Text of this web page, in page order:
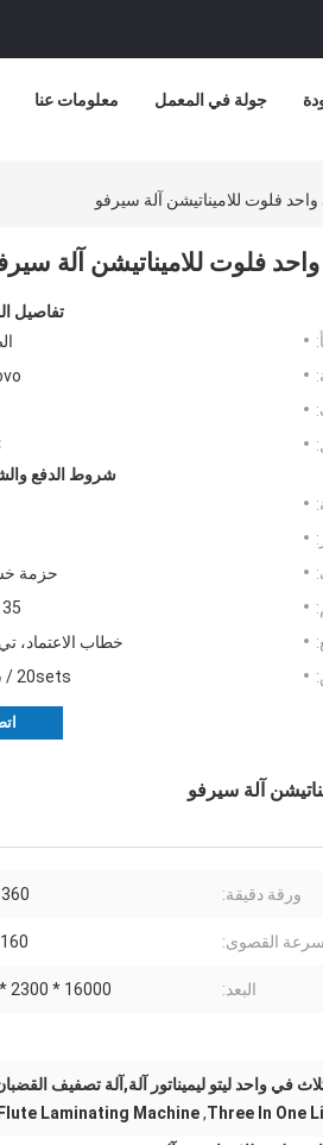
معلومات عنا جولة في المعمل
واحد فلوت للاميناتيشن آلة سيرفو
واحد فلوت للاميناتيشن آلة
تفاصيل
شروط الدفع
حزمة
35 يومًا
خطاب الاعتماد،
20sets / شهر
آلة سيرفو
ورقة دقيقة: 360 * 380 مم
القصوى: 160 م / دقيقة
البعد: 16000 * 2300 * 2520 مم
في واحد ليتو ليميناتور آلة,آلة تصفيف
Three In One
,
Laminating Machine